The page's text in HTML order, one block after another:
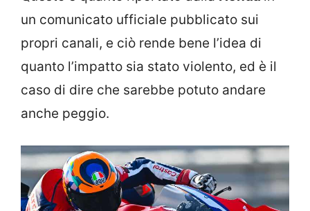
un comunicato ufficiale pubblicato sui
propri canali, e ciò rende bene l’idea di
quanto l’impatto sia stato violento, ed è il
caso di dire che sarebbe potuto andare
anche peggio.